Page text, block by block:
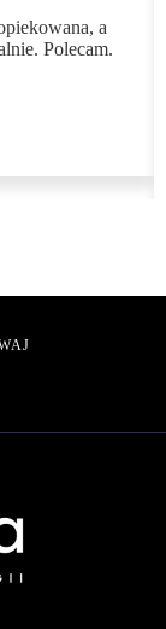
a
Polecam.